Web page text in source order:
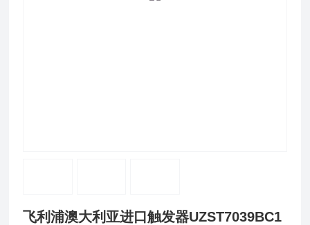
飞利浦澳大利亚进口触发器UZST7039BC1